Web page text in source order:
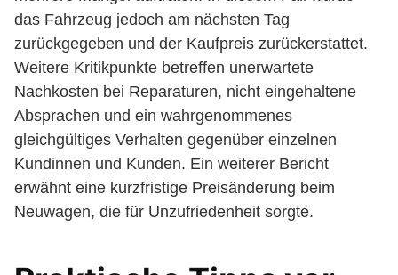
das Fahrzeug jedoch am nächsten Tag
zurückgegeben und der Kaufpreis zurückerstattet.
Weitere Kritikpunkte betreffen unerwartete
Nachkosten bei Reparaturen, nicht eingehaltene
Absprachen und ein wahrgenommenes
gleichgültiges Verhalten gegenüber einzelnen
Kundinnen und Kunden. Ein weiterer Bericht
erwähnt eine kurzfristige Preisänderung beim
Neuwagen, die für Unzufriedenheit sorgte.